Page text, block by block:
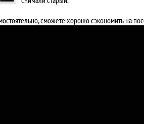
сможете хорошо сэкономить на